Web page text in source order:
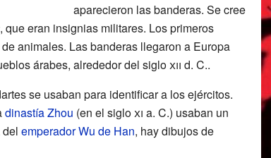
aparecieron las banderas. Se cree
, que eran insignias militares. Los primeros
animales. Las banderas llegaron a Europa
árabes, alrededor del sigloxii d. C..
se usaban para identificar a los ejércitos.
dinastía Zhou (en el sigloxi a. C.) usaban un
emperadorWu de Han, hay dibujos de